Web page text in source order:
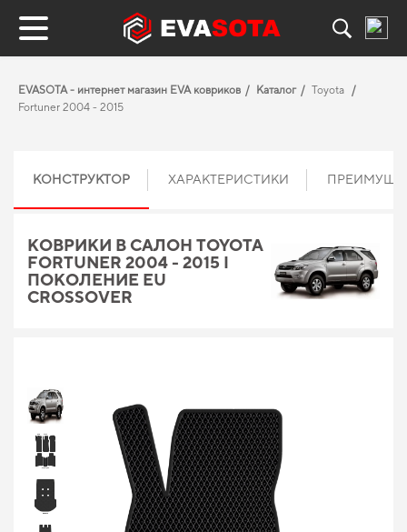
EVASOTA - интернет магазин EVA ковриков Каталог
Toyota
Fortuner 2004 - 2015
КОНСТРУКТОР ХАРАКТЕРИСТИКИ
КОВРИКИ В САЛОН TOYOTA
FORTUNER 2004 - 2015 I
ПОКОЛЕНИЕ EU
CROSSOVER